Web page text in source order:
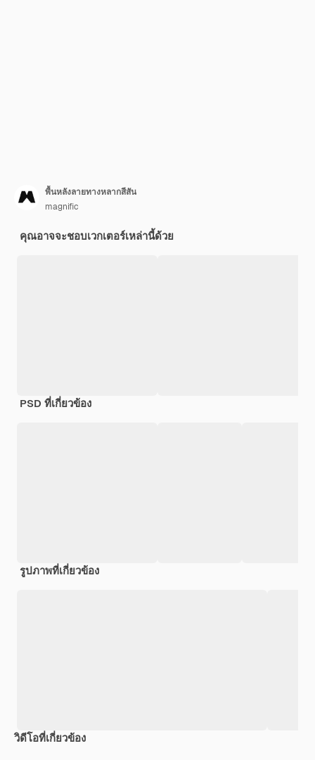
พื้นหลังลายทางหลากสีสัน
magnific
คุณอาจจะชอบเวกเตอร์เหล่านี้ด้วย
PSD ที่เกี่ยวข้อง
รูปภาพที่เกี่ยวข้อง
วิดีโอที่เกี่ยวข้อง